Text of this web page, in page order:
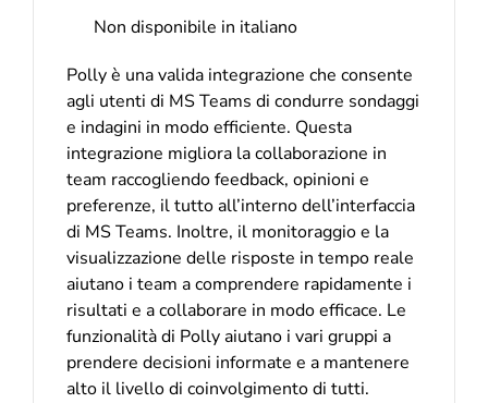
Non disponibile in italiano
Polly è una valida integrazione che consente
agli utenti di MS Teams di condurre sondaggi
e indagini in modo efficiente. Questa
integrazione migliora la collaborazione in
team raccogliendo feedback, opinioni e
preferenze, il tutto all’interno dell’interfaccia
di MS Teams. Inoltre, il monitoraggio e la
visualizzazione delle risposte in tempo reale
aiutano i team a comprendere rapidamente i
risultati e a collaborare in modo efficace. Le
funzionalità di Polly aiutano i vari gruppi a
prendere decisioni informate e a mantenere
alto il livello di coinvolgimento di tutti.